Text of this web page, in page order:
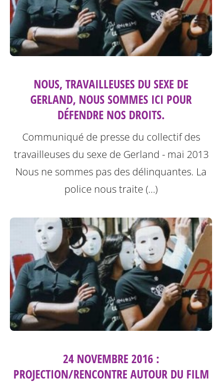
NOUS, TRAVAILLEUSES DU SEXE DE
GERLAND, NOUS SOMMES ICI POUR
DÉFENDRE NOS DROITS.
Communiqué de presse du collectif des
travailleuses du sexe de Gerland - mai 2013
Nous ne sommes pas des délinquantes. La
police nous traite (…)
24 NOVEMBRE 2016 :
PROJECTION/RENCONTRE AUTOUR DU FILM